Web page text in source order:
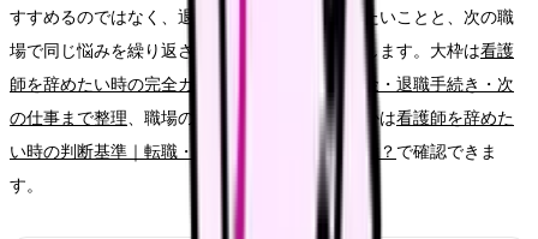
すすめるのではなく、退職届を書く前に確認したいことと、次の職
場で同じ悩みを繰り返さないための条件を整理します。大枠は看護
師を辞めたい時の完全ガイド。限界サイン・お金・退職手続き・次
の仕事まで整理 、職場の問題かキャリアの問題かは看護師を辞めた
い時の判断基準｜転職・休職・異動のどれを選ぶ？ で確認できま
す。